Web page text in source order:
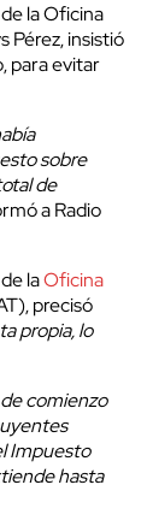
la Oficina
Pérez, insistió
para evitar
sobre
de
a Radio
laOficina
precisó
propia, lo
comienzo
Impuesto
hasta